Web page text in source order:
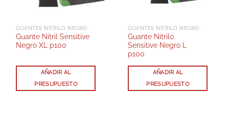
Guante Nitril Sensitive
Negro XL p100
AÑADIR AL
PRESUPUESTO
Guante Nitrilo
Sensitive Negro L
p100
AÑADIR AL
PRESUPUESTO